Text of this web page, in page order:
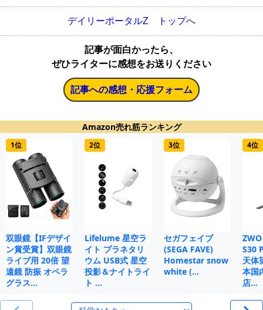
デイリーポータルZ トップへ
記事が面白かったら、
ぜひライターに感想をお送りください
記事への感想・応援フォーム
Amazon売れ筋ランキング
1位
双眼鏡【IFデザイ
ン賞受賞】双眼鏡
ライブ用 20倍 望
遠鏡 防振 オペラ
グラス…
2位
Lifelume 星空ラ
イト プラネタリ
ウム USB式 星空
投影＆ナイトライ
ト …
3位
セガフェイブ
(SEGA FAVE)
Homestar snow
white (…
4位
S30
天体
本国
店…